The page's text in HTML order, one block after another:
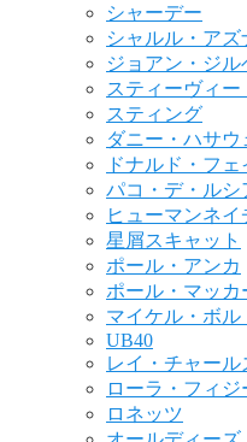
シャーデー
シャルル・アズ
ジョアン・ジル
スティーヴィ
スティング
ダニー・ハサウ
ドナルド・フェ
パコ・デ・ルシ
ヒューマンネイ
星屑スキャット
ポール・アンカ
ポール・マッカ
マイケル・ボル
UB40
レイ・チャール
ローラ・フィジ
ロネッツ